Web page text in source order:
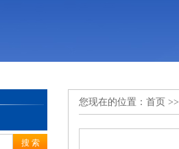
您现在的位置： 首页 >>